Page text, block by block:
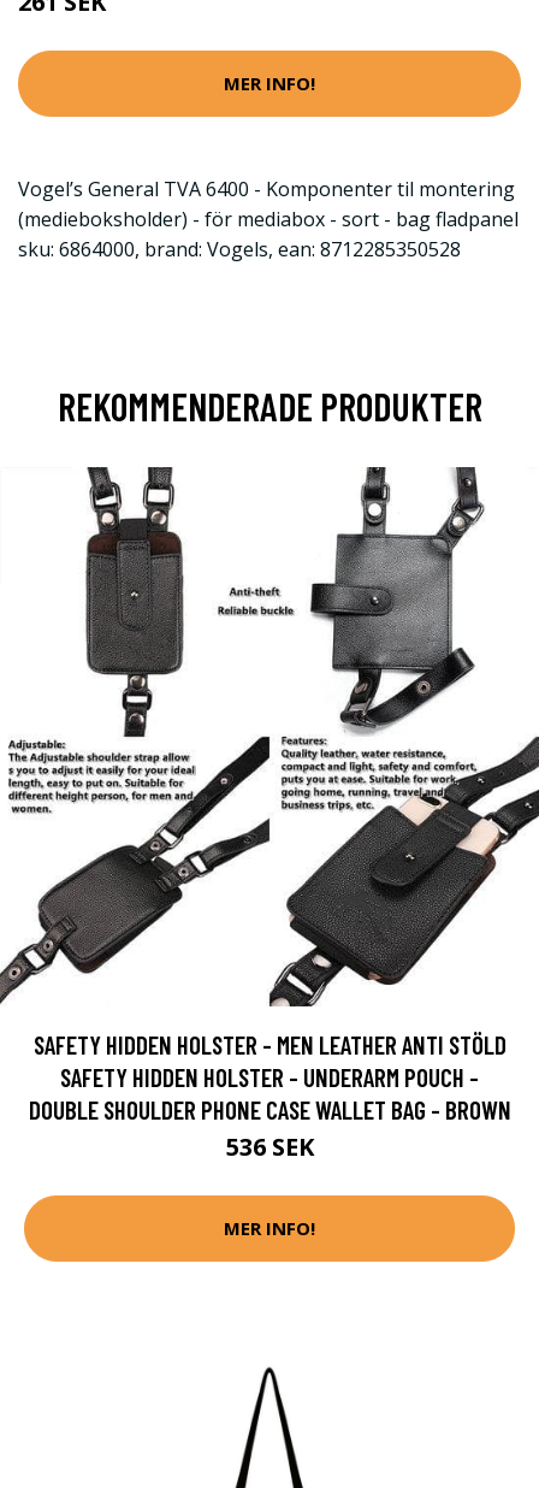
MER INFO!
Vogel’s General TVA 6400 - Komponenter til montering
(medieboksholder) - för mediabox - sort - bag fladpanel
sku: 6864000, brand: Vogels, ean: 8712285350528
REKOMMENDERADE PRODUKTER
SAFETY HIDDEN HOLSTER - MEN LEATHER ANTI STÖLD
SAFETY HIDDEN HOLSTER - UNDERARM POUCH -
DOUBLE SHOULDER PHONE CASE WALLET BAG - BROWN
536 SEK
MER INFO!